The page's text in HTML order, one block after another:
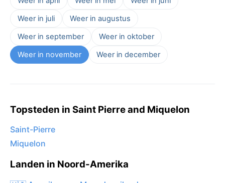
Weer in juli
Weer in augustus
Weer in september
Weer in oktober
Weer in november
Weer in december
Topsteden in Saint Pierre and Miquelon
Saint-Pierre
Miquelon
Landen in Noord-Amerika